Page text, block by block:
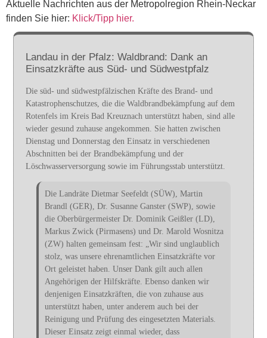
Aktuelle Nachrichten aus der Metropolregion Rhein-Neckar
finden Sie hier: Klick/Tipp hier.
Landau in der Pfalz: Waldbrand: Dank an
Einsatzkräfte aus Süd- und Südwestpfalz
Die süd- und südwestpfälzischen Kräfte des Brand- und
Katastrophenschutzes, die die Waldbrandbekämpfung auf dem
Rotenfels im Kreis Bad Kreuznach unterstützt haben, sind alle
wieder gesund zuhause angekommen. Sie hatten zwischen
Dienstag und Donnerstag den Einsatz in verschiedenen
Abschnitten bei der Brandbekämpfung und der
Löschwasserversorgung sowie im Führungsstab unterstützt.
Die Landräte Dietmar Seefeldt (SÜW), Martin
Brandl (GER), Dr. Susanne Ganster (SWP), sowie
die Oberbürgermeister Dr. Dominik Geißler (LD),
Markus Zwick (Pirmasens) und Dr. Marold Wosnitza
(ZW) halten gemeinsam fest: „Wir sind unglaublich
stolz, was unsere ehrenamtlichen Einsatzkräfte vor
Ort geleistet haben. Unser Dank gilt auch allen
Angehörigen der Hilfskräfte. Ebenso danken wir
denjenigen Einsatzkräften, die von zuhause aus
unterstützt haben, unter anderem auch bei der
Reinigung und Prüfung des eingesetzten Materials.
Dieser Einsatz zeigt einmal wieder, dass